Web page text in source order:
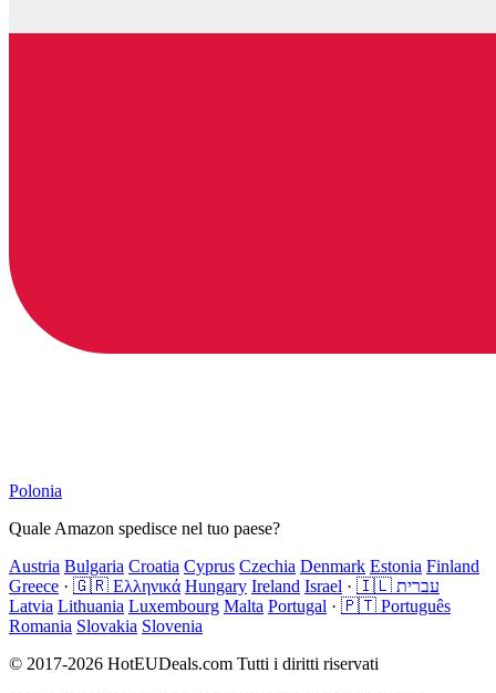
Polonia
Quale Amazon spedisce nel tuo paese?
Austria Bulgaria Croatia Cyprus Czechia Denmark Estonia Finland
Greece · 🇬🇷 Ελληνικά Hungary Ireland Israel ·
🇮🇱 עברית
Latvia Lithuania Luxembourg Malta Portugal · 🇵🇹 Português
Romania Slovakia Slovenia
© 2017-2026 HotEUDeals.com Tutti i diritti riservati